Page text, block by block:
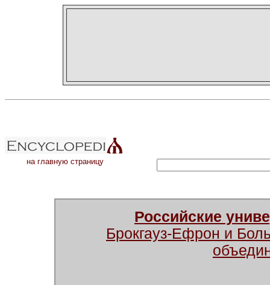
на главную страницу
Российские
Брокгауз-Ефрон и